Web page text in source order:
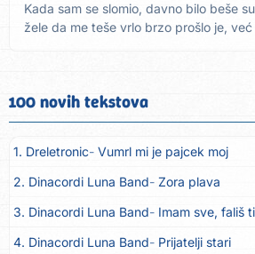
Kada sam se slomio, davno bilo beše
žele da me teše vrlo brzo prošlo je,
100 novih tekstova
1. Dreletronic Vumrl mi je pajcek moj
2. Dinacordi Luna Band Zora plava
3. Dinacordi Luna Band Imam sve, fališ ti
4. Dinacordi Luna Band Prijatelji stari